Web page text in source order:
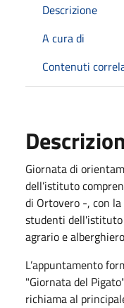
Descrizione
A cura di
Contenuti
Giornata di
dell’istituto
di Ortovero -, con
studenti dell'istituto
agrario e
L’appuntamento
"Giornata del
richiama al